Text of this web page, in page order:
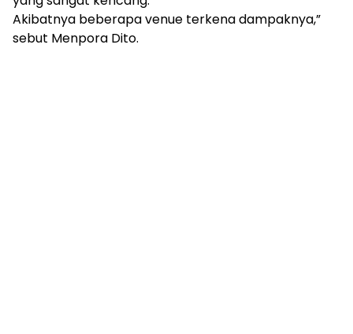
Akibatnya beberapa venue terkena dampaknya,”
sebut Menpora Dito.